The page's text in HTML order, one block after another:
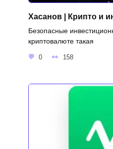
Хасанов | Крипто и
Безопасные
криптовалюте такая
0 158